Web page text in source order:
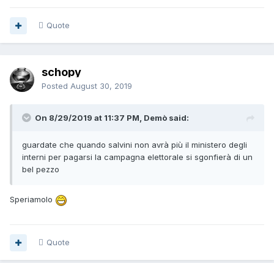
Quote
schopy
Posted August 30, 2019
On 8/29/2019 at 11:37 PM, Demò said:
guardate che quando salvini non avrà più il ministero degli
interni per pagarsi la campagna elettorale si sgonfierà di un
bel pezzo
Speriamolo
Quote